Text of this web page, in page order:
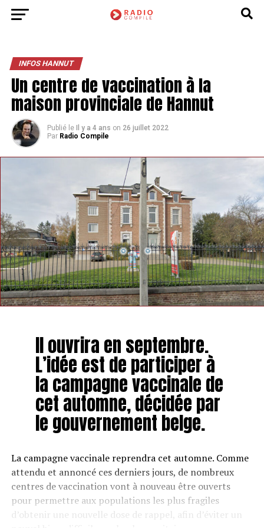
INFOS HANNUT
Un centre de vaccination à la
maison provinciale de Hannut
Publié le Il y a 4 ans on 26 juillet 2022
Par Radio Compile
Il ouvrira en septembre.
L’idée est de participer à
la campagne vaccinale de
cet automne, décidée par
le gouvernement belge.
La campagne vaccinale reprendra cet automne. Comme
attendu et annoncé ces derniers jours, de nombreux
centres de vaccination vont à nouveau être ouverts
pour permettre aux populations les plus fragiles
d’obtenir une nouvelle dose de rappel, afin d’éviter un